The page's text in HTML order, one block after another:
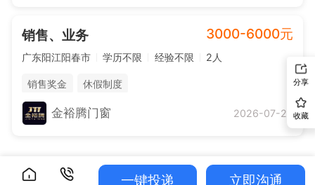
销售、业务 3000-6000元
广东阳江阳春市 学历不限 经验不限 2人
销售奖金 休假制度
金裕腾门窗 2026-07-28
分享
收藏
一键投递 立即沟通